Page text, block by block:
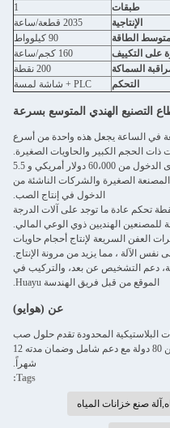
طبقات
1
الإنتاجية
2035 قطعة/ساعة
متوسط الطاقة
90 كيلوواط
على التكييف
160 كجم/ساعة
السماكة
200 نقطة
التحكم PLC + شاشة لمسة
التصنيع الهندي المتوسع بسرعة
20 × 35 قطعة في الساعة يجعل هذه واحدة من أسرع
ذات الحجم الكبير والحاويات الصغيرة.
تسعير مستوى الدخول من 60،000 دولار أمريكي و 5.5
الصغيرة والشركات الناشئة من
الدخول في إنتاج الصب.
نقطة تحكم عادة ما توجد على آلات الدرجة
للمصنعين الهنديين ذوي الوعي المالي.
العفن السريعة لإنتاج أحجام حاويات
نفس الآلة ، مما يزيد من مرونة الإنتاج.
دعم التشخيص عن بعد، والتركيب في
الموقع من قبل فريق الهندسة Huayu.
عن (هوايو)
البلاستيكية المحدودة تقدم حلول صب
الجودة.توفر شركة هوايو خدماتها في أكثر من 80 دولة مع دعم شامل وضمان مدته 12
شهراً.
Tags:
صنع خزانات المياه